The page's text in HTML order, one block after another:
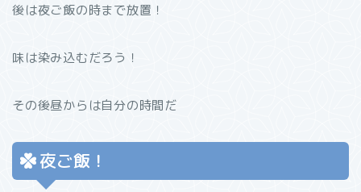
後は夜ご飯の時まで放置！
味は染み込むだろう！
その後昼からは自分の時間だ
夜ご飯！